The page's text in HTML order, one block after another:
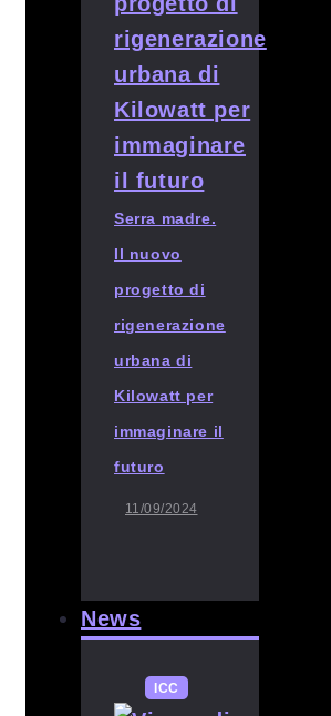
Serra madre.
Il nuovo
progetto di
rigenerazione
urbana di
Kilowatt per
immaginare il
futuro
11/09/2024
News
ICC